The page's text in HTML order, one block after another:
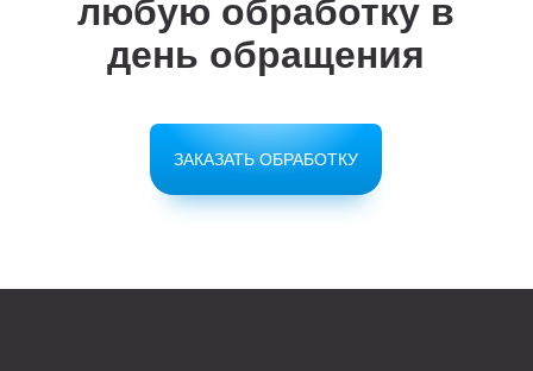
любую обработку в
день обращения
ЗАКАЗАТЬ ОБРАБОТКУ